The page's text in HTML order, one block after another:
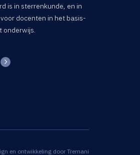
is in sterrenkunde, en in
docenten in het basis-
onderwijs.
en ontwikkeling doorTremani